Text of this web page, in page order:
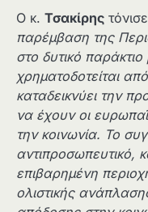
Ο κ. Τσακίρης
παρέμβαση της
στο δυτικό
χρηματοδοτείται
καταδεικνύει την
να έχουν οι
την κοινωνία. Το
αντιπροσωπευτικό,
επιβαρημένη
ολιστικής